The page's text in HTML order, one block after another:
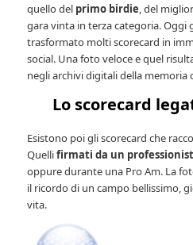
quello del primo birdie, del
gara vinta in terza categoria.
trasformato molti scorecard in
social. Una foto veloce e quel
negli archivi digitali della memoria
Lo scorecard
Esistono poi gli scorecard che
Quellifirmati da un
oppure durante una Pro Am. La
il ricordo di un campo bellissimo,
vita.